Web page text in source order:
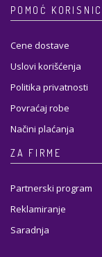
POMOĆ
Cene dostave
Uslovi korišćenja
Politika privatnosti
Povraćaj robe
Načini plaćanja
ZA FIRME
Partnerski program
Reklamiranje
Saradnja